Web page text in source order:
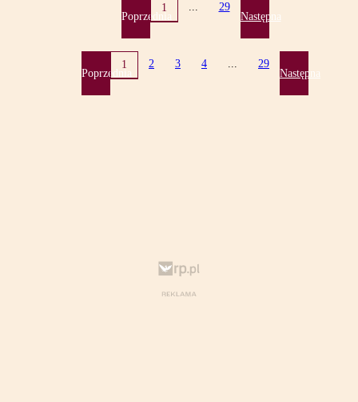
Poprzednia
1 ... 29
Następna
Poprzednia
1 2 3 4 ... 29
Następna